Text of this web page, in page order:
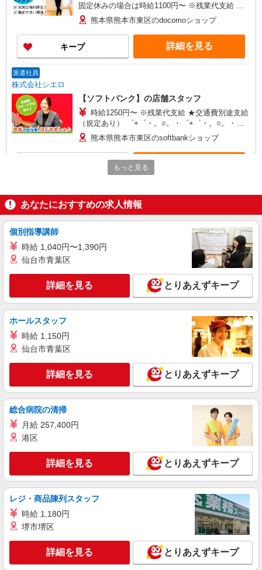
固定休みの場合は時給1100円〜 ※残業代支給 ★
交通費別途支給（規定あり） ゜+゜・。○。・゜
+゜・。○。・゜+゜ 入社祝い金10万円支給(規定
有) お友達を紹介頂くと, インセンティブ支給(規定
有) ★月2回払い・週払い可能（規程有）★ ゜・。
○。・゜+゜・。○。・゜+゜
熊本県熊本市東区のdocomoショップ
キープ 詳細を見る
派遣社員
株式会社シエロ
【ソフトバンク】の店舗スタッフ
時給1250円〜 ※残業代支給 ★交通費別途支給
（規定あり） ゜+゜・。○。・゜+゜・。○。・゜
+゜ 入社祝い金10万円支給(規定有) お友達を紹介
頂くと, インセンティブ支給(規定有) ★月2回払
い・週払い可能（規程有）★ ゜・。○。・゜
+゜・。○。・゜+゜
熊本県熊本市東区のsoftbankショップ
株式会社シエロ
【softbank】人気機種に詳しくなれる携帯販
月給240000円〜300800円:（経験・能力によ
る） 固定残業代:37300円〜46600円（25時間相
当） ※時間外勤務の有無にかかわらず固定残業代
は支給されます。また、相当時間を超えて時間外
勤務した場合は1分単位で残業代が追加で支給され
ます。 ※試用期間あり4ヶ月月給25万円以上 ※残
業代支給 ★交通費別途支給（規定あり） ゜
+゜・。○。・゜+゜・。○。・゜+゜ 入社祝い金10
ィブ支給(規定有) ゜・。○。・゜+゜・。○。・゜
熊本県熊本市東区のsoftbankショップ
キープ 詳細を見る
紹介予定派遣
株式会社シエロ
【softbank】人気機種に詳しくなれる携帯販
時給1250円〜 ※残業代支給 ★交通費別途支給
（規定あり） ゜+゜・。○。・゜+゜・。○。・゜
+゜ 入社祝い金10万円支給(規定有) お友達を紹介
頂くと, インセンティブ支給(規定有) ★月2回払
い・週払い可能（規程有）★ ゜・。○。・゜
+゜・。○。・゜+゜
熊本県熊本市東区のsoftbankショップ
キープ 詳細を見る
株式会社シエロ
【softbank】人気機種に詳しくなれる携帯販
売
月給240000円〜300800円:（経験・能力によ
る） 固定残業代:37300円〜46600円（25時間相
当） ※時間外勤務の有無にかかわらず固定残業代
は支給されます。また、相当時間を超えて時間外
勤務した場合は1分単位で残業代が追加で支給され
ます。 ※試用期間あり4ヶ月月給25万円以上 ※残
業代支給 ★交通費別途支給（規定あり） ゜
熊本県熊本市東区のsoftbankショップ
キープ 詳細を見る
もっと見る
あなたにおすすめの求人情報
個別指導講師
時給 1,040円〜1,390円
仙台市青葉区
詳細を見る とりあえずキープ
ホールスタッフ
時給 1,150円
仙台市青葉区
詳細を見る とりあえずキープ
総合病院の清掃
月給 257,400円
港区
詳細を見る とりあえずキープ
レジ・商品陳列スタッフ
時給 1,180円
堺市堺区
詳細を見る とりあえずキープ